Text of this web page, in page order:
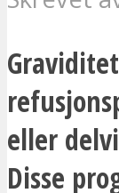
eller
Disse